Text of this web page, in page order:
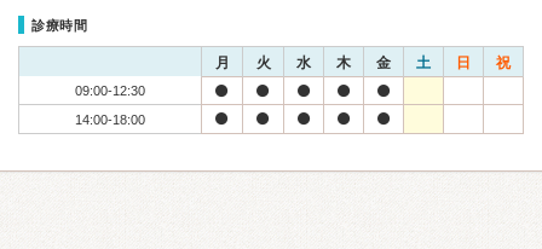
診療時間
月 火 水 木 金 土 日 祝
09:00-12:30
14:00-18:00